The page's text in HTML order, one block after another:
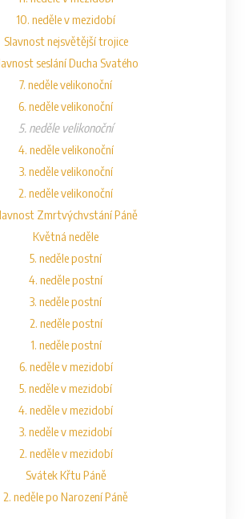
10. neděle v mezidobí
Slavnost nejsvětější trojice
seslání Ducha Svatého
7. neděle velikonoční
6. neděle velikonoční
5. neděle velikonoční
4. neděle velikonoční
3. neděle velikonoční
2. neděle velikonoční
Zmrtvýchvstání Páně
Květná neděle
5. neděle postní
4. neděle postní
3. neděle postní
2. neděle postní
1. neděle postní
6. neděle v mezidobí
5. neděle v mezidobí
4. neděle v mezidobí
3. neděle v mezidobí
2. neděle v mezidobí
Svátek Křtu Páně
2. neděle po Narození Páně